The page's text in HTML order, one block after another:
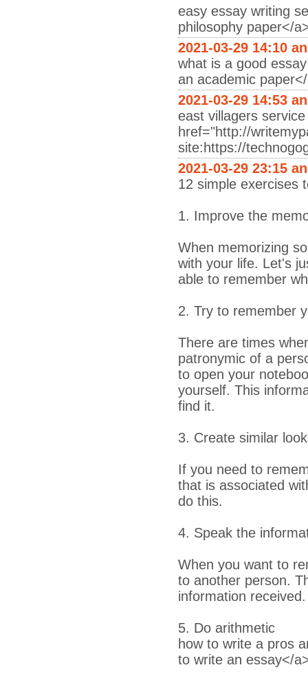
easy essay writing
philosophy paper</
2021-03-29 14:10
what is a good
an academic
2021-03-29 14:53
east villagers
href="http://
site:https://
2021-03-29 23:15
12 simple exercises
1. Improve the
When memorizing
with your life. Let's
able to remember
2. Try to remember
There are times
patronymic of a
to open your
yourself. This
find it.
3. Create similar
If you need to
that is associated
do this.
4. Speak the
When you want to
to another person.
information received.
5. Do arithmetic
how to write a pros
to write an essay</